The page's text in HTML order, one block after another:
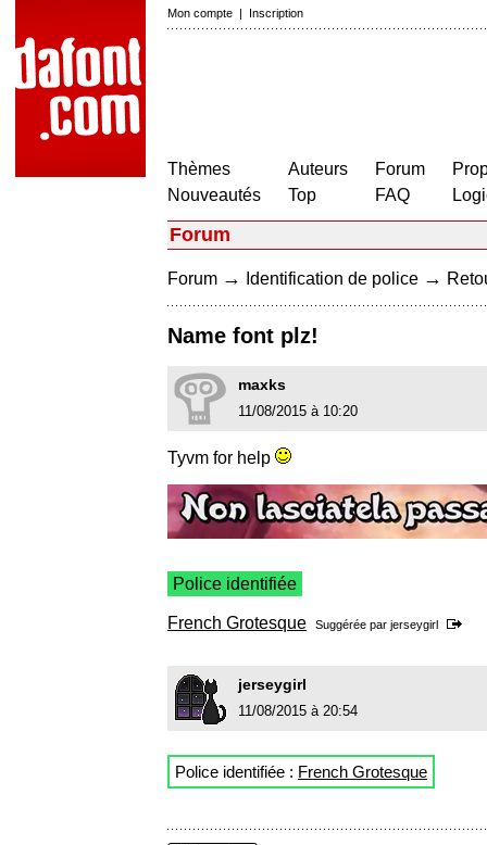
Mon compte | Inscription
Thèmes
Nouveautés
Auteurs
Top
Forum
FAQ
Forum
Forum → Identification de police →
Name font plz!
maxks
11/08/2015 à 10:20
Tyvm for help
Police identifiée
French Grotesque Suggérée par jerseygirl
jerseygirl
11/08/2015 à 20:54
Police identifiée : French Grotesque